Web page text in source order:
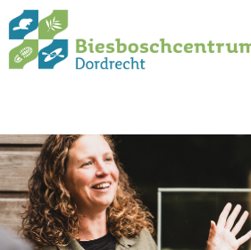
Spring
naar
inhoud